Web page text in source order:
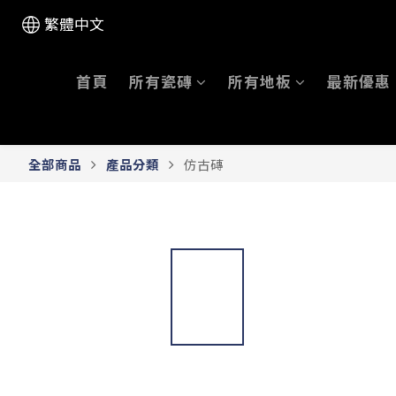
繁體中文
首頁 所有瓷磚 所有地板 最新優惠
全部商品 產品分類 仿古磚